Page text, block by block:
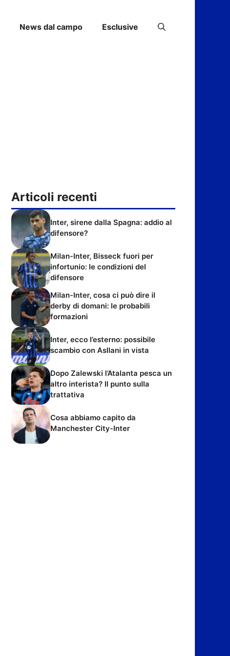
News dal campo Esclusive
Articoli recenti
Inter, sirene dalla Spagna: addio al
difensore?
Milan-Inter, Bisseck fuori per
infortunio: le condizioni del
difensore
Milan-Inter, cosa ci può dire il
derby di domani: le probabili
formazioni
Inter, ecco l’esterno: possibile
scambio con Asllani in vista
Dopo Zalewski l’Atalanta pesca un
altro interista? Il punto sulla
trattativa
Cosa abbiamo capito da
Manchester City-Inter